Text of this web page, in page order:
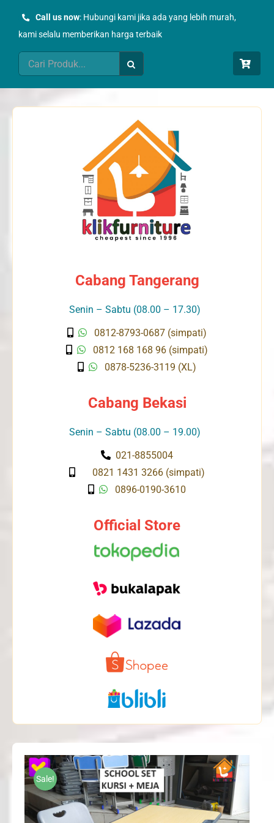
Call us now: Hubungi kami jika ada yang lebih murah,
kami selalu memberikan harga terbaik
Search
for:
Cabang Tangerang
Senin – Sabtu (08.00 – 17.30)
0812-8793-0687 (simpati)
0812 168 168 96 (simpati)
0878-5236-3119 (XL)
Cabang Bekasi
Senin – Sabtu (08.00 – 19.00)
021-8855004
0821 1431 3266 (simpati)
0896-0190-3610
Official Store
Sale!